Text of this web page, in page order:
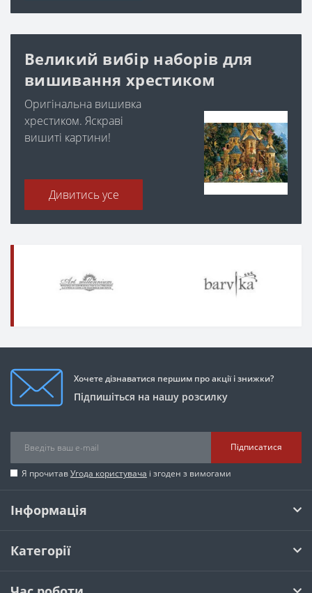
Великий вибір наборів для
вишивання хрестиком
Оригінальна вишивка
хрестиком. Яскраві
вишиті картини!
Дивитись усе
Хочете дізнаватися першим про акції і знижки?
Підпишіться на нашу розсилку
Підписатися
Я прочитавУгода користувача і згоден з вимогами
Інформація
Категорії